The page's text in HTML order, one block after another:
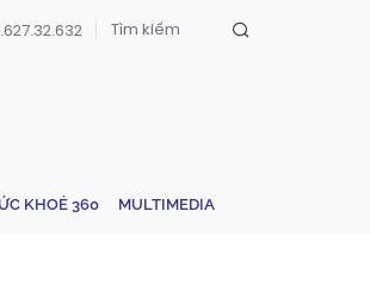
KHOẺ 360 MULTIMEDIA